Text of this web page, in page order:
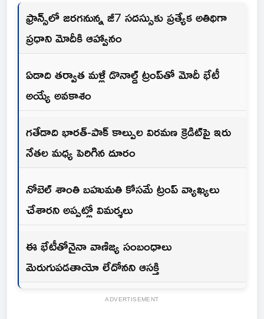
ఫ్రాన్స్‌లో జరగనున్న జీ7 సదస్సుకు ప్రత్యేక అతిథిగా
ప్రధాని మోదీకి ఆహ్వానం
ఏడాది తర్వాత మళ్లీ డొనాల్డ్ ట్రంప్‌తో మోదీ భేటీ
అయ్యే అవకాశం
గతేడాది భారత్-పాక్ కాల్పుల విరమణ క్రెడిట్‌పై ఇరు
నేతల మధ్య పెరిగిన దూరం
నోబెల్ శాంతి బహుమతి కోసమే ట్రంప్ వ్యాఖ్యలు
చేశారని అప్పట్లో విమర్శలు
ఈ భేటీతోనైనా వాణిజ్య సంబంధాలు
మెరుగుపడతాయో లేదోనని ఆసక్తి
ADVERTISEMENT